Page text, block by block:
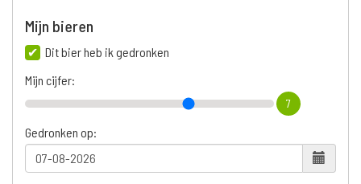
Mijn bieren
Dit bier heb ik gedronken
Mijn cijfer:
7
Gedronken op: